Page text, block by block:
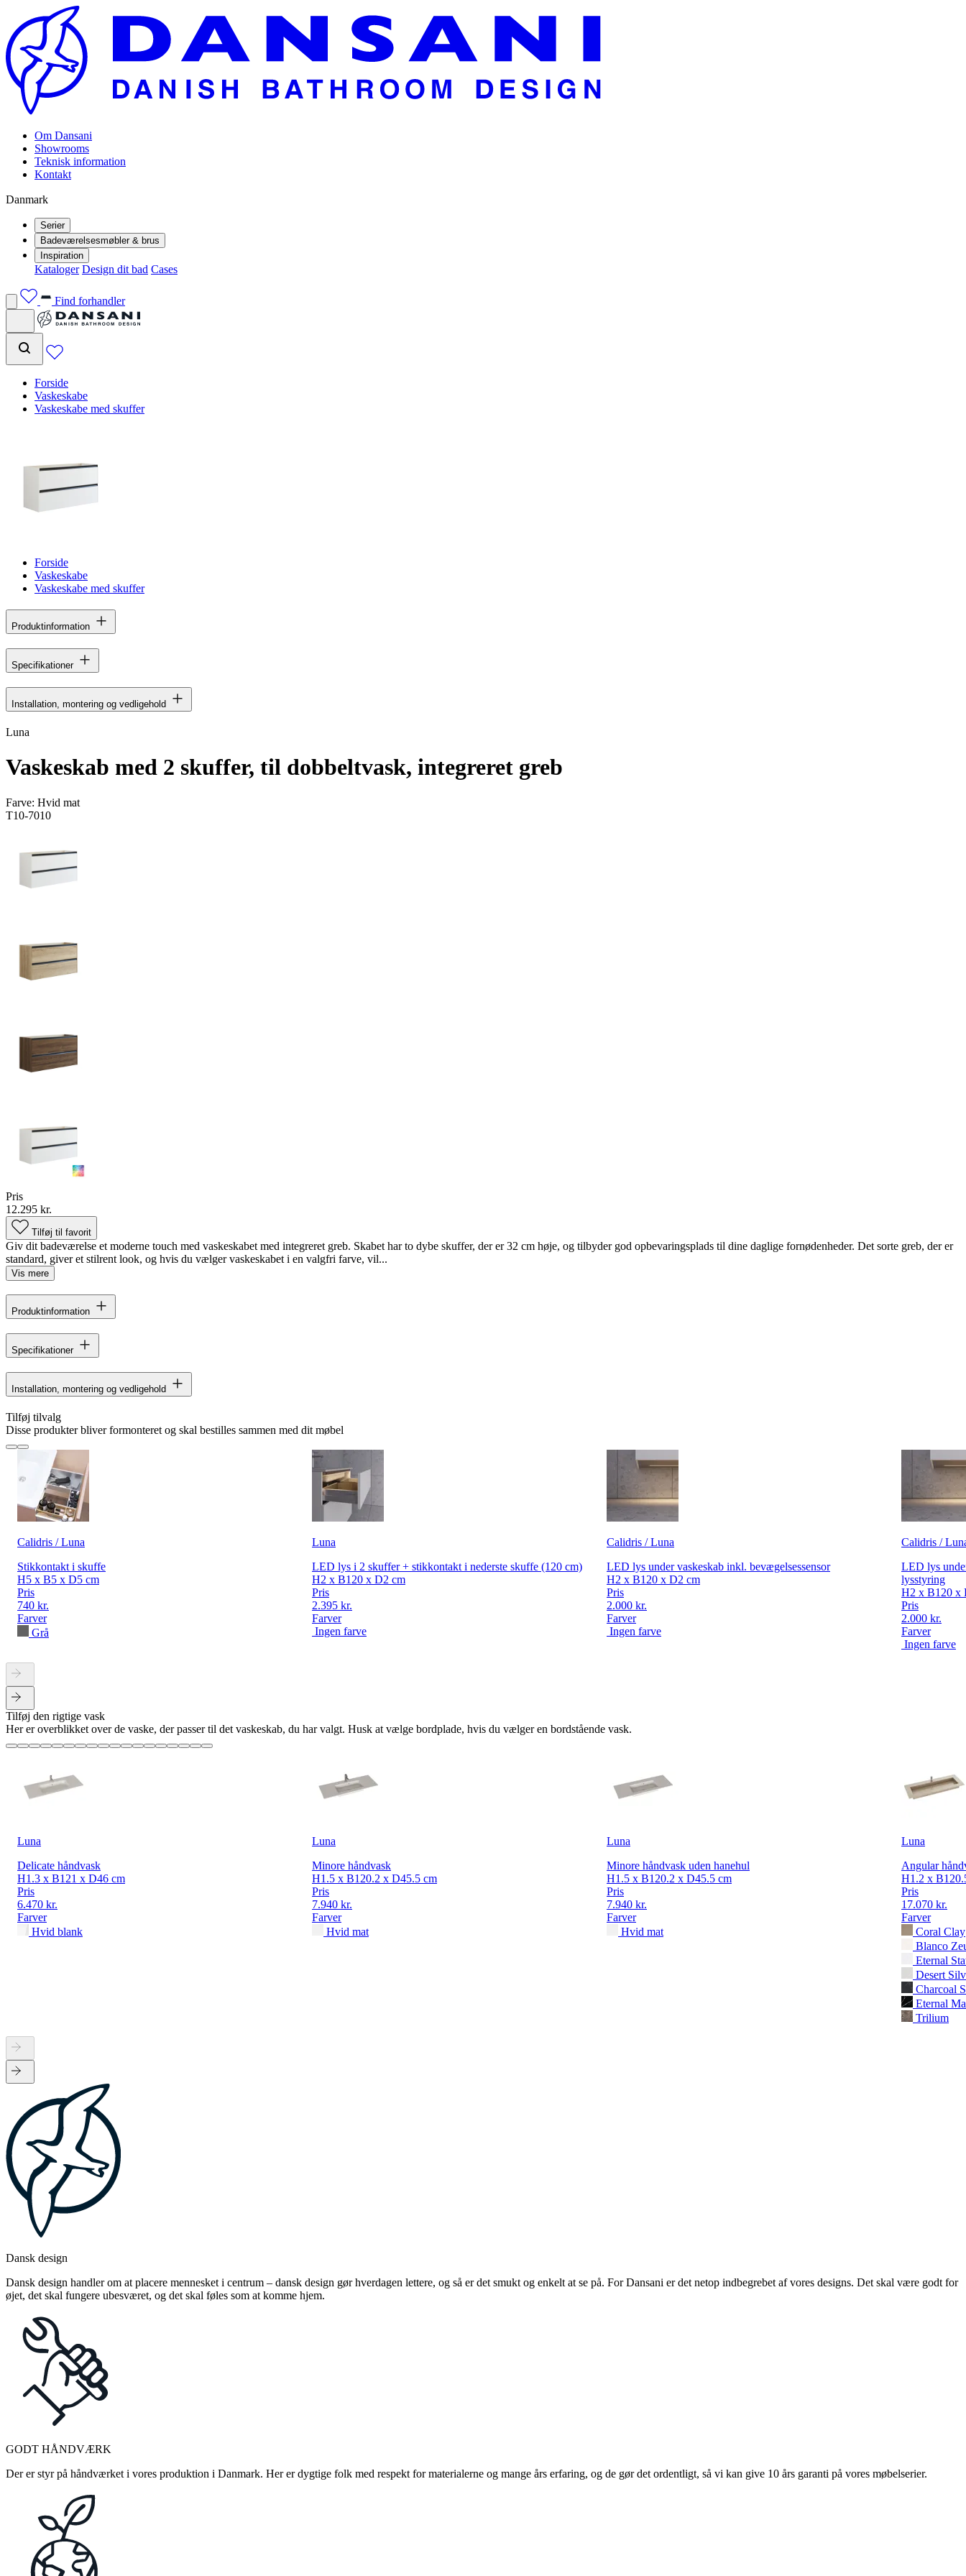
Om Dansani
Showrooms
Teknisk information
Kontakt
Danmark
Serier
Badeværelsesmøbler & brus
Inspiration
Kataloger Design dit bad Cases
Find forhandler
Forside
Vaskeskabe
Vaskeskabe med skuffer
Forside
Vaskeskabe
Vaskeskabe med skuffer
Produktinformation
Specifikationer
Installation, montering og vedligehold
Luna
Vaskeskab med 2 skuffer, til dobbeltvask, integreret greb
Farve: Hvid mat
T10-7010
Pris
12.295 kr.
Tilføj til favorit
Giv dit badeværelse et moderne touch med vaskeskabet med integreret greb. Skabet har to dybe skuffer, der er 32 cm høje, og tilbyder god opbevaringsplads til dine daglige fornødenheder. Det sorte greb, der er
standard, giver et stilrent look, og hvis du vælger vaskeskabet i en valgfri farve, vil...
Vis mere
Produktinformation
Specifikationer
Installation, montering og vedligehold
Tilføj tilvalg
Disse produkter bliver formonteret og skal bestilles sammen med dit møbel
Calidris / Luna
Stikkontakt i skuffe
H5 x B5 x D5 cm
Pris
740 kr.
Farver
Grå
Luna
LED lys i 2 skuffer + stikkontakt i nederste skuffe (120 cm)
H2 x B120 x D2 cm
Pris
2.395 kr.
Farver
Ingen farve
Calidris / Luna
LED lys under vaskeskab inkl. bevægelsessensor
H2 x B120 x D2 cm
Pris
2.000 kr.
Farver
Ingen farve
Calidris /
LED lys
lysstyring
H2 x B120 x
Pris
2.000 kr.
Farver
Ingen farve
Tilføj den rigtige vask
Her er overblikket over de vaske, der passer til det vaskeskab, du har valgt. Husk at vælge bordplade, hvis du vælger en bordstående vask.
Luna
Delicate håndvask
H1.3 x B121 x D46 cm
Pris
6.470 kr.
Farver
Hvid blank
Luna
Minore håndvask
H1.5 x B120.2 x D45.5 cm
Pris
7.940 kr.
Farver
Hvid mat
Luna
Minore håndvask uden hanehul
H1.5 x B120.2 x D45.5 cm
Pris
7.940 kr.
Farver
Hvid mat
Luna
Angular
H1.2 x
Pris
17.070 kr.
Farver
Coral Clay
Blanco
Eternal
Desert
Charcoal
Eternal
Trilium
Dansk design
Dansk design handler om at placere mennesket i centrum – dansk design gør hverdagen lettere, og så er det smukt og enkelt at se på. For Dansani er det netop indbegrebet af vores designs. Det skal være godt for
øjet, det skal fungere ubesværet, og det skal føles som at komme hjem.
GODT HÅNDVÆRK
Der er styr på håndværket i vores produktion i Danmark. Her er dygtige folk med respekt for materialerne og mange års erfaring, og de gør det ordentligt, så vi kan give 10 års garanti på vores møbelserier.